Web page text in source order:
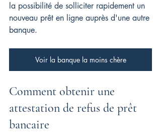
la possibilité de solliciter rapidement un
nouveau prêt en ligne auprès d'une autre
banque.
Voir la banque la moins chère
Comment obtenir une
attestation de refus de prêt
bancaire